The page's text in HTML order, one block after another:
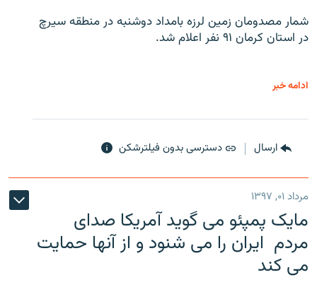
شمار مصدومان زمین لرزه بامداد دوشنبه در منطقه سیرچ
در استان کرمان ۹۱ نفر اعلام شد.
ادامه خبر
ارسال دسترسی بدون فیلترشکن
مرداد ۰۱, ۱۳۹۷
مایک پمپئو می گوید آمریکا صدای
مردم ایران را می شنود و از آنها حمایت
می کند